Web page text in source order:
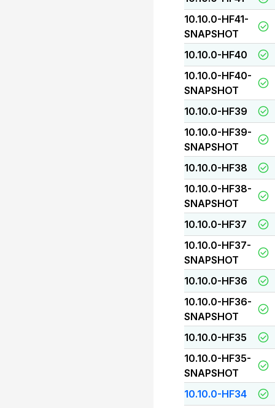
10.10.0-HF41-
SNAPSHOT
10.10.0-HF40
10.10.0-HF40-
SNAPSHOT
10.10.0-HF39
10.10.0-HF39-
SNAPSHOT
10.10.0-HF38
10.10.0-HF38-
SNAPSHOT
10.10.0-HF37
10.10.0-HF37-
SNAPSHOT
10.10.0-HF36
10.10.0-HF36-
SNAPSHOT
10.10.0-HF35
10.10.0-HF35-
SNAPSHOT
10.10.0-HF34